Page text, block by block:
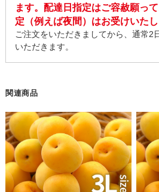
ます。配達日指定はご容赦願っ
定（例えば夜間）はお受けいたし
ご注文をいただきましてから、通常2
いただきます。
関連商品